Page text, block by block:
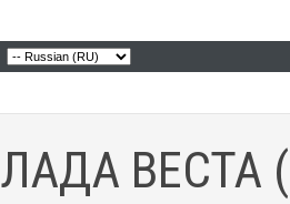
ЛАДА ВЕСТА